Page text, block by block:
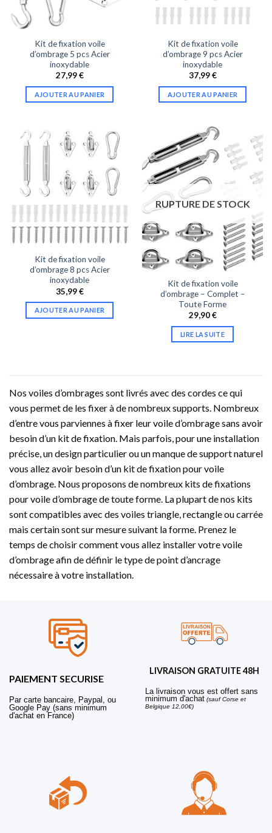
Kit de fixation voile
d’ombrage 5 pcs Acier
inoxydable
27,99€
AJOUTER AU PANIER
Kit de fixation voile
d’ombrage 9 pcs Acier
inoxydable
37,99€
AJOUTER AU PANIER
Kit de fixation voile
d’ombrage 8 pcs Acier
inoxydable
35,99€
AJOUTER AU PANIER
RUPTURE DE STOCK
Kit de fixation voile
d’ombrage – Complet –
Toute Forme
29,90€
LIRE LA SUITE
Nos voiles d’ombrages sont livrés avec des cordes ce qui
vous permet de les fixer à de nombreux supports. Nombreux
d’entre vous parviennes à fixer leur voile d’ombrage sans avoir
besoin d’un kit de fixation. Mais parfois, pour une installation
précise, un design particulier ou un manque de support naturel
vous allez avoir besoin d’un kit de fixation pour voile
d’ombrage. Nous proposons de nombreux kits de fixations
pour voile d’ombrage de toute forme. La plupart de nos kits
sont compatibles avec des voiles triangle, rectangle ou carrée
mais certain sont sur mesure suivant la forme. Prenez le
temps de choisir comment vous allez installer votre voile
d’ombrage afin de définir le type de point d’ancrage
nécessaire à votre installation.
PAIEMENT SECURISE
Par carte bancaire, Paypal, ou
Google Pay (sans minimum
d'achat en France)
LIVRAISON GRATUITE 48H
La livraison vous est offert sans
minimum d'achat (sauf Corse et
Belgique 12,00€)